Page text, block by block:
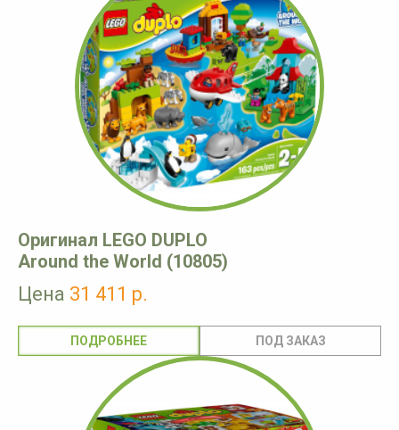
Оригинал LEGO DUPLO
Around the World (10805)
Цена 31 411 р.
ПОДРОБНЕЕ